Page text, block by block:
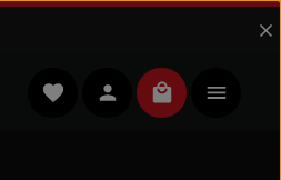
Du hast 0 Produkte auf dem
Warenkorb